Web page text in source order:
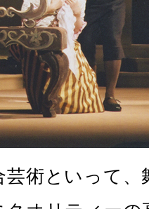
術といって、